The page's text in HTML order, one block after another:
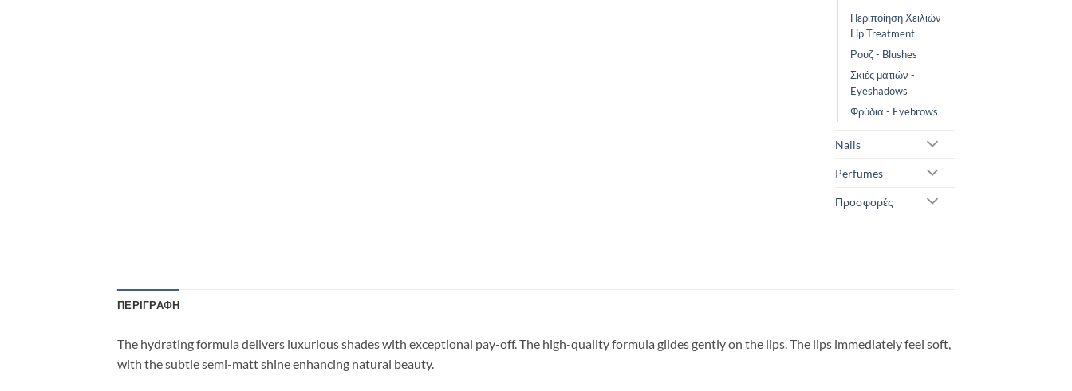
Περιποίηση Χειλιών -
Lip Treatment
Ρουζ - Blushes
Σκιές ματιών -
Eyeshadows
Φρύδια - Eyebrows
Nails
Perfumes
Προσφορές
ΠΕΡΙΓΡΑΦΉ
The hydrating formula delivers luxurious shades with exceptional pay-off. The high-quality formula glides gently on the lips. The lips immediately feel soft,
with the subtle semi-matt shine enhancing natural beauty.